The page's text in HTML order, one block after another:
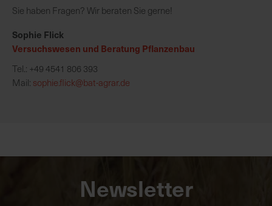
Sie haben Fragen? Wir beraten Sie gerne!
Sophie Flick
Versuchswesen und Beratung Pflanzenbau
Tel.: +49 4541 806 393
Mail: sophie.flick@bat-agrar.de
Newsletter